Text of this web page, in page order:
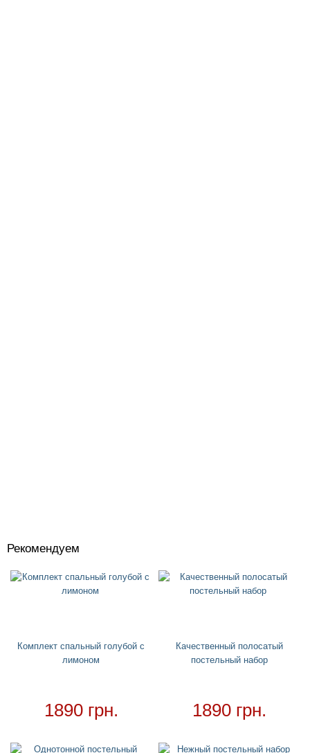
Круги
+
Матрасы
+
Пледы
Купальники
Надувные подстаканники
Рекомендуем
Комплект спальный голубой с
лимоном
1890 грн.
Качественный полосатый
постельный набор
1890 грн.